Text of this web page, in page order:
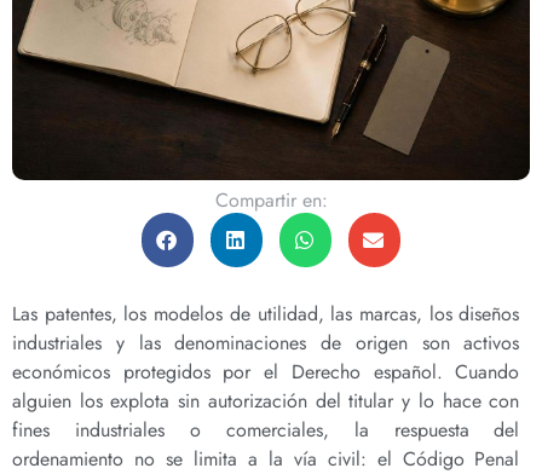
Compartir en:
Las patentes, los modelos de utilidad, las marcas, los diseños
industriales y las denominaciones de origen son activos
económicos protegidos por el Derecho español. Cuando
alguien los explota sin autorización del titular y lo hace con
fines industriales o comerciales, la respuesta del
ordenamiento no se limita a la vía civil: el Código Penal